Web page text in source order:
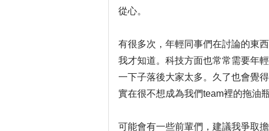
從心。
有很多次，年輕同事們在討論的東
我才知道。科技方面也常常需要年
一下子落後大家太多。久了也會覺
實在很不想成為我們team裡的拖油
可能會有一些前輩們，建議我爭取